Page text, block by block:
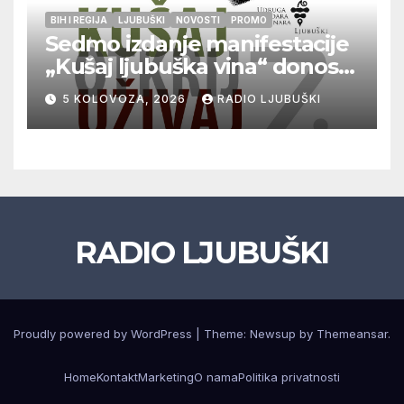
BIH I REGIJA LJUBUŠKI NOVOSTI PROMO
Sedmo izdanje manifestacije
„Kušaj ljubuška vina“ donosi
vrhunska vina, gastronomiju i
glazbu
5 KOLOVOZA, 2026 RADIO LJUBUŠKI
RADIO LJUBUŠKI
Proudly powered by WordPress Theme: Newsup by Themeansar.
HomeKontaktMarketingO namaPolitika privatnosti